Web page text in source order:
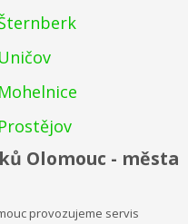
Olomouc - města
provozujeme servis